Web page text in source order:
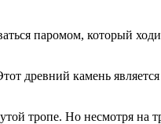
паромом, который
древний камень
тропе. Но несмотря на